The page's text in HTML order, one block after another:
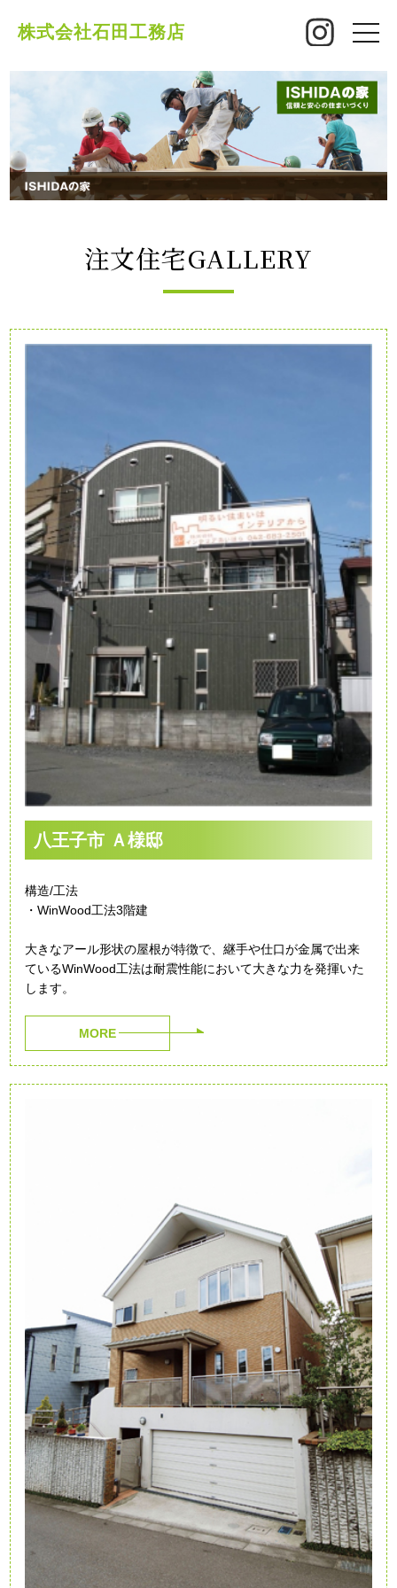
株式会社石田工務店
toggle
注文住宅GALLERY
八王子市 Ａ様邸
構造/工法
・WinWood工法3階建
大きなアール形状の屋根が特徴で、継手や仕口が金属で出来
ているWinWood工法は耐震性能において大きな力を発揮いた
します。
MORE